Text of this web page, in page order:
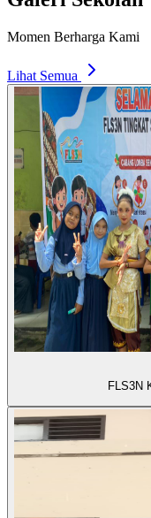
Momen Berharga Kami
Lihat Semua
FLS3N